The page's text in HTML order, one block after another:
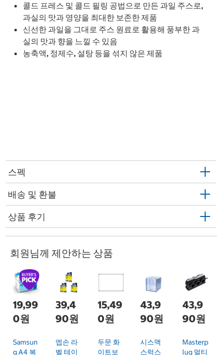
콜드 프레스 및 콜드 필링 공법으로 만든 과일 주스로,
과실의 맛과 영양을 최대한 보존한 제품
신선한 과일을 그대로 주스 원료로 활용해 풍부한 과
실의 맛과 향을 느낄 수 있음
농축액, 정제수, 설탕 등을 섞지 않은 제품
스펙
배송 및 환불
상품 후기
회원님께 제안하는 상품
19,99
0원
Samsun
G A4 복
39,4
90원
엡손 라
벨 테이
15,49
0원
두문 화
이트보
43,9
90원
시스맥
스럭스
43,9
90원
Masterp
Lug 멀티